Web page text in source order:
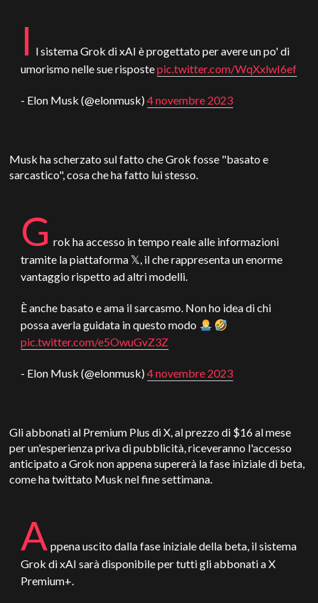
I l sistema Grok di xAI è progettato per avere un po' di
umorismo nelle sue rispostepic.twitter.com/WqXxlwI6ef
- Elon Musk (@elonmusk)4 novembre 2023
Musk ha scherzato sul fatto che Grok fosse "basato e
sarcastico", cosa che ha fatto lui stesso.
G rok ha accesso in tempo reale alle informazioni
tramite la piattaforma 𝕏, il che rappresenta un enorme
vantaggio rispetto ad altri modelli.
È anche basato e ama il sarcasmo. Non ho idea di chi
possa averla guidata in questo modo
pic.twitter.com/e5OwuGvZ3Z
- Elon Musk (@elonmusk)4 novembre 2023
Gli abbonati al Premium Plus di X, al prezzo di $16 al mese
per un'esperienza priva di pubblicità, riceveranno l'accesso
anticipato a Grok non appena supererà la fase iniziale di beta,
come ha twittato Musk nel fine settimana.
A ppena uscito dalla fase iniziale della beta, il sistema
Grok di xAI sarà disponibile per tutti gli abbonati a X
Premium+.